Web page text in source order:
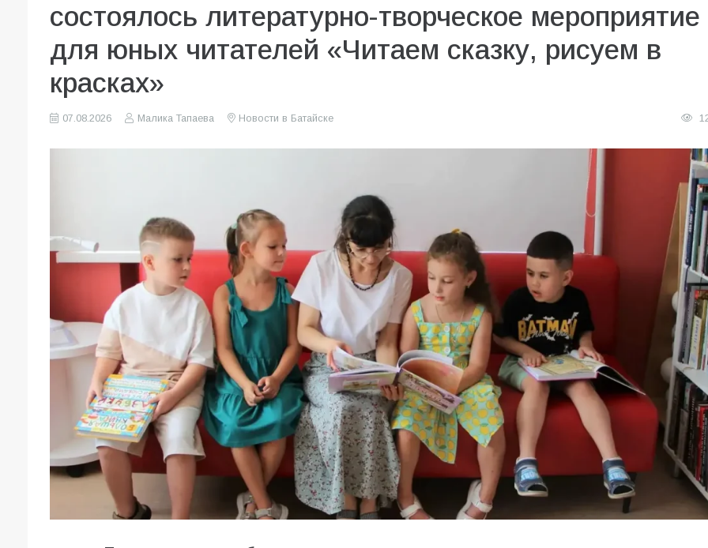
состоялось литературно-творческое мероприятие
для юных читателей «Читаем сказку, рисуем в
красках»
07.08.2026 Малика Тапаева Новости в Батайске